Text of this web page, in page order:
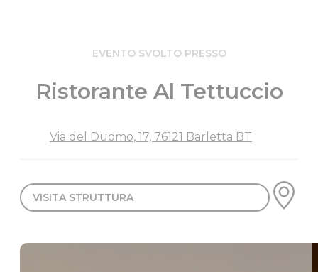
EVENTO SVOLTO PRESSO
Ristorante Al Tettuccio
Via del Duomo, 17, 76121 Barletta BT
VISITA STRUTTURA